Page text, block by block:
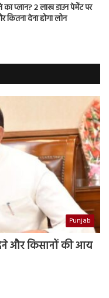
प्लान? 2 लाख डाउन पेमेंट पर
कितना देना होगा लोन
Punjab
और किसानों की आय